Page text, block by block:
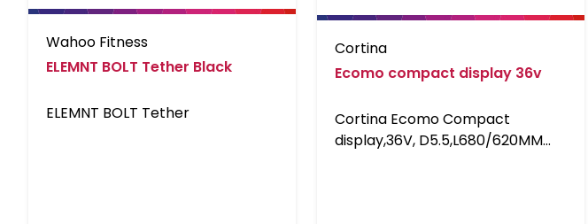
Wahoo Fitness
ELEMNT BOLT Tether Black
ELEMNT BOLT Tether
Cortina
Ecomo compact display 36v
Cortina Ecomo Compact
display,36V, D5.5,L680/620MM